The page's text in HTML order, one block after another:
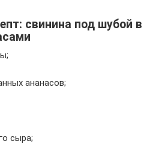
свинина под шубой в
ананасов;
сыра;